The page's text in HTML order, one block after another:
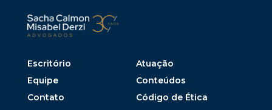
Escritório
Atuação
Equipe
Conteúdos
Contato
Código de Ética